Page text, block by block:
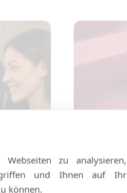
zu analysieren,
und Ihnen auf Ihr
können.